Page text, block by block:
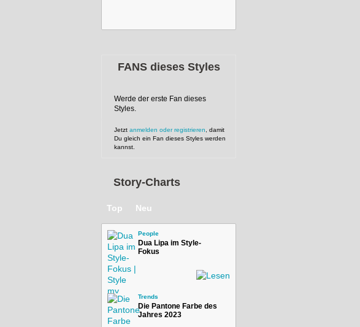
FANS dieses Styles
Werde der erste Fan dieses
Styles.
Jetzt anmelden oder registrieren , damit
Du gleich ein Fan dieses Styles werden
kannst.
Story-Charts
Top Neu
People
Dua Lipa im Style-
Fokus
Trends
Die Pantone Farbe des
Jahres 2023